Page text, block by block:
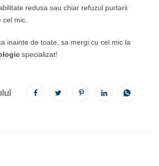
redusa sau chiar refuzul purtarii
mic.
inainte de toate, sa mergi cu cel mic la
specializat!